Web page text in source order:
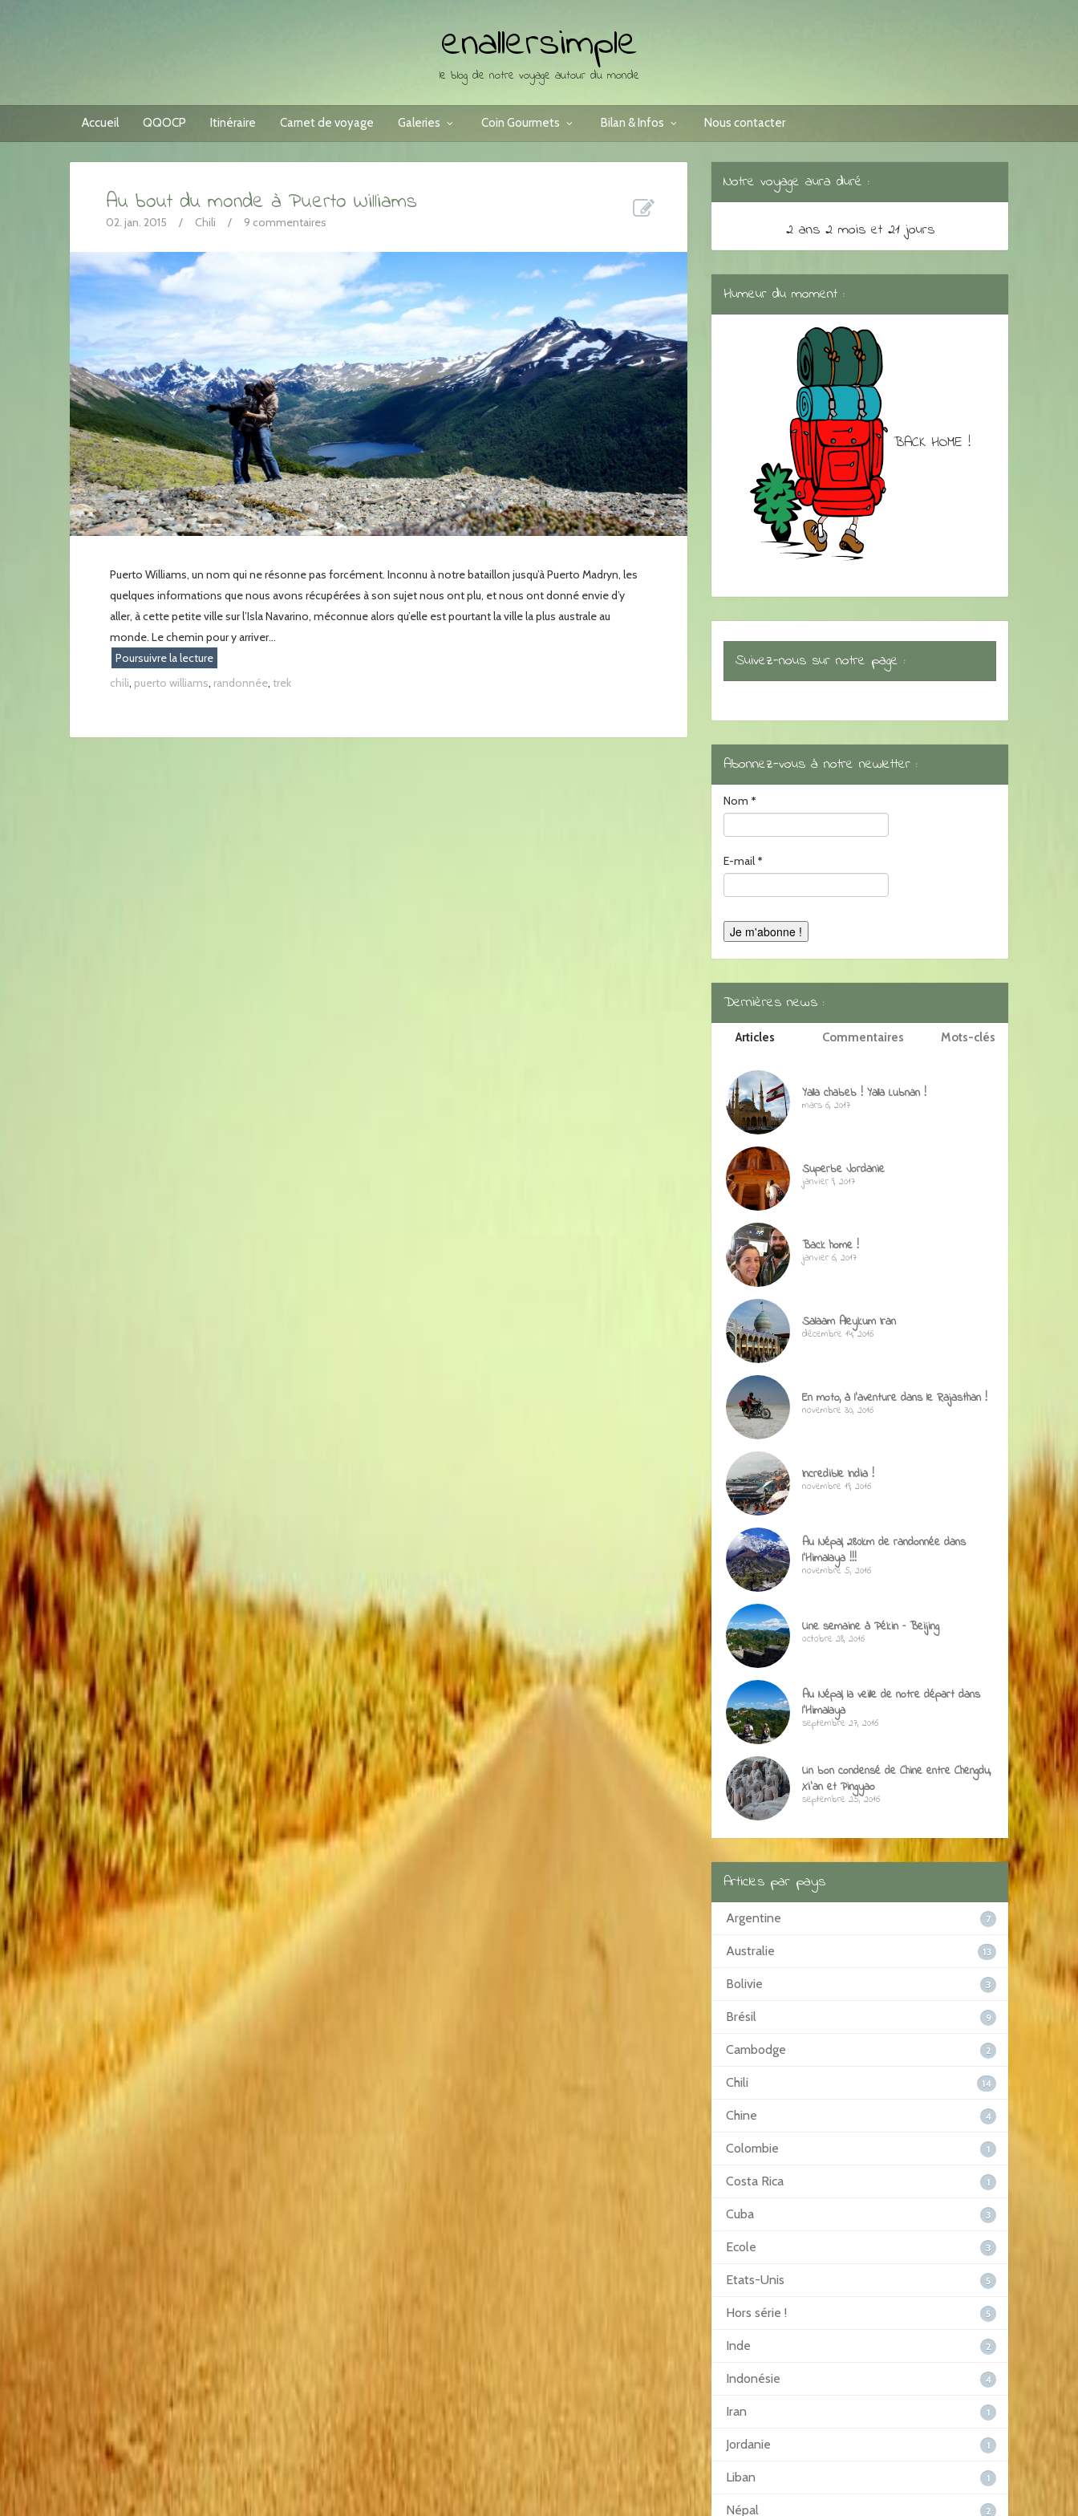
enallersimple
le blog de notre voyage autour du monde
Accueil QQOCP Itinéraire Carnet de voyage Galeries Coin Gourmets Bilan & Infos Nous contacter
Au bout du monde à Puerto Williams
02. jan. 2015 / Chili / 9 commentaires
Puerto Williams, un nom qui ne résonne pas forcément. Inconnu à notre bataillon jusqu’à Puerto Madryn, les
quelques informations que nous avons récupérées à son sujet nous ont plu, et nous ont donné envie d’y
aller, à cette petite ville sur l’Isla Navarino, méconnue alors qu’elle est pourtant la ville la plus australe au
monde. Le chemin pour y arriver...
Poursuivre la lecture
chili, puerto williams, randonnée, trek
Notre voyage aura duré :
2 ans 2 mois et 21 jours
Humeur du moment :
BACK HOME !
Suivez-nous sur notre page :
Abonnez-vous à notre newletter :
Nom *
E-mail *
Dernières news :
Articles Commentaires Mots-clés
Yalla chabeb ! Yalla Lubnan !
mars 6, 2017
Superbe Jordanie
janvier 9, 2017
Back home !
janvier 6, 2017
Salaam Aleykum Iran
décembre 14, 2016
En moto, à l’aventure dans le Rajasthan !
novembre 30, 2016
Incredible India !
novembre 19, 2016
Au Népal, 280km de randonnée dans
l’Himalaya !!!
novembre 5, 2016
Une semaine à Pékin – Beijing
octobre 28, 2016
Au Népal, la veille de notre départ dans
l’Himalaya
septembre 27, 2016
Un bon condensé de Chine entre Chengdu,
Xi’an et Pingyao
septembre 25, 2016
Articles par pays
Argentine 7
Australie 13
Bolivie 3
Brésil 9
Cambodge 2
Chili 14
Chine 4
Colombie 1
Costa Rica 1
Cuba 3
Ecole 3
Etats-Unis 5
Hors série ! 5
Inde 2
Indonésie 4
Iran 1
Jordanie 1
Liban 1
Népal 2